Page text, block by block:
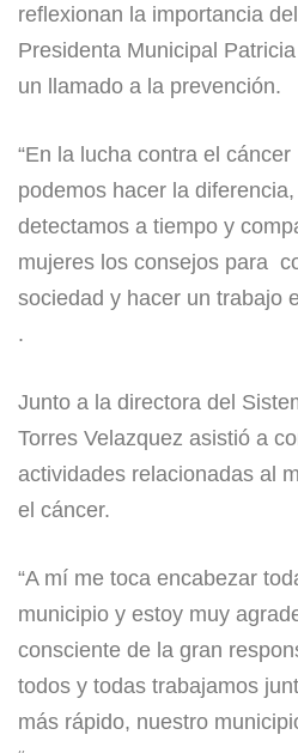
reflexionan la importancia
Presidenta Municipal
un llamado a la prevención.
“En la lucha contra el
podemos hacer la
detectamos a tiempo y
mujeres los consejos para
sociedad y hacer un trabajo
.
Junto a la directora del
Torres Velazquez asistió a
actividades relacionadas al
el cáncer.
“A mí me toca encabezar
municipio y estoy muy
consciente de la gran
todos y todas trabajamos
más rápido, nuestro